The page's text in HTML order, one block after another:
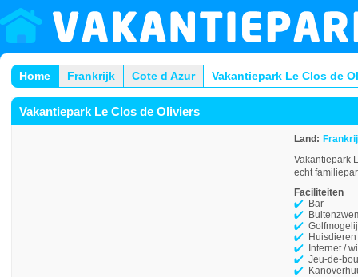
Home Frankrijk Cote d Azur Vakantiepark Le Clos de
Vakantiepark Le Clos de Oliviers
Land:
Vakantiepark
echt
Faciliteiten
Bar
Internet /
Jeu-de-